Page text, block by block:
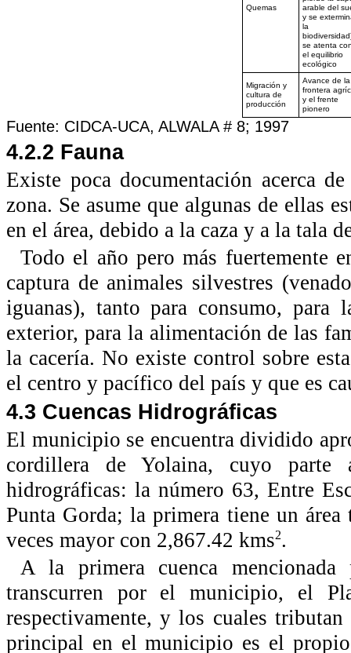
Quemas
arable del
y se
la
se atenta
el equilibrio
ecológico
Migración y
cultura de
producción
Avance de la
frontera
y el frente
pionero
Fuente: CIDCA-UCA, ALWALA # 8; 1997
4.2.2 Fauna
Existe poca documentación acerca
zona. Se asume que algunas de ellas
en el área, debido a la caza y a la tala
Todo el año pero más fuertemente
captura de animales silvestres
iguanas), tanto para consumo,
exterior, para la alimentación de las
la cacería. No existe control sobre
el centro y pacífico del país y que es
4.3 Cuencas Hidrográficas
El municipio se encuentra dividido
cordillera de Yolaina, cuyo
hidrográficas: la número 63, Entre
Punta Gorda; la primera tiene un
veces mayor con 2,867.42 kms2.
A la primera cuenca
transcurren por el municipio, el
respectivamente, y los cuales
principal en el municipio es el